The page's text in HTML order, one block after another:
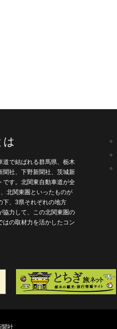
は
で結ばれる群馬県、栃木
聞社、下野新聞社、茨城新
です。北関東自動車道が全
北関東圏といったものが
下、3県それぞれの地方
協力して、この北関東圏の
はの取材力を活かしたコン
聞社